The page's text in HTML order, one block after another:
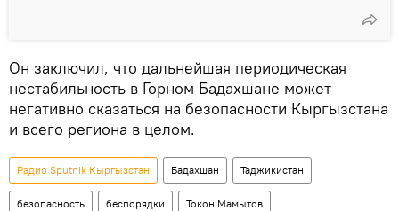
Он заключил, что дальнейшая периодическая
нестабильность в Горном Бадахшане может
негативно сказаться на безопасности Кыргызстана
и всего региона в целом.
Радио Sputnik Кыргызстан Бадахшан Таджикистан
безопасность беспорядки Токон Мамытов